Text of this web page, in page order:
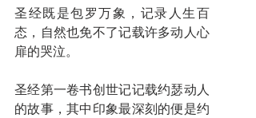
圣经既是包罗万象，记录人生百
态，自然也免不了记载许多动人心
扉的哭泣。
圣经第一卷书创世记记载约瑟动人
的故事，其中印象最深刻的便是约